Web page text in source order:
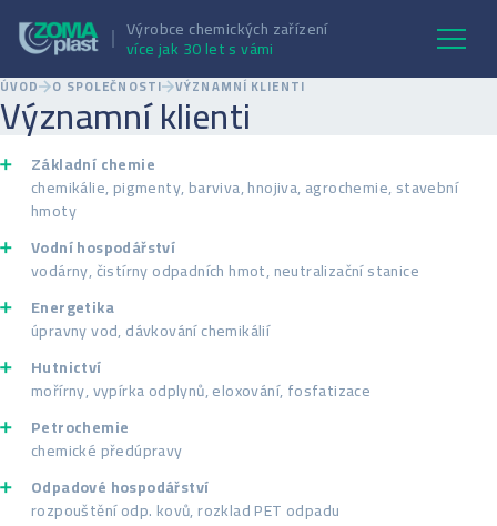
Výrobce chemických zařízení
více jak 30 let s vámi
Významní klienti
ÚVOD O SPOLEČNOSTI VÝZNAMNÍ KLIENTI
Základní chemie
chemikálie, pigmenty, barviva, hnojiva, agrochemie, stavební
hmoty
Vodní hospodářství
vodárny, čistírny odpadních hmot, neutralizační stanice
Energetika
úpravny vod, dávkování chemikálií
Hutnictví
mořírny, vypírka odplynů, eloxování, fosfatizace
Petrochemie
chemické předúpravy
Odpadové hospodářství
rozpouštění odp. kovů, rozklad PET odpadu